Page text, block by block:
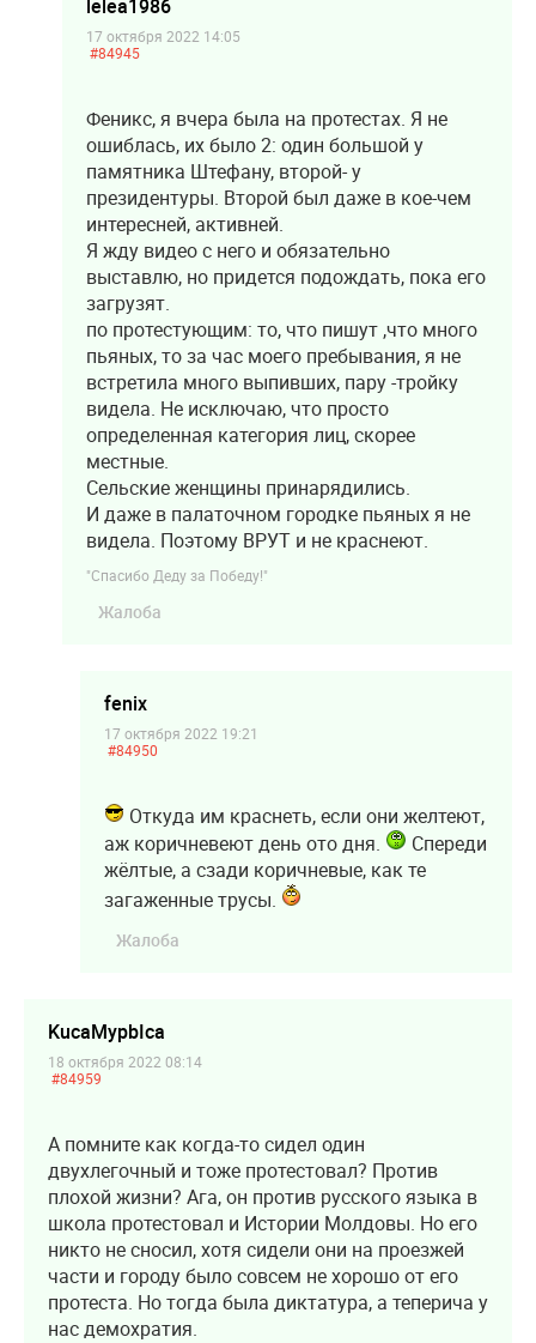
lelea1986
17 октября 2022 14:05
#84945
Феникс, я вчера была на протестах. Я не
ошиблась, их было 2: один большой у
памятника Штефану, второй- у
президентуры. Второй был даже в кое-чем
интересней, активней.
Я жду видео с него и обязательно
выставлю, но придется подождать, пока его
загрузят.
по протестующим: то, что пишут ,что много
пьяных, то за час моего пребывания, я не
встретила много выпивших, пару -тройку
видела. Не исключаю, что просто
определенная категория лиц, скорее
местные.
Сельские женщины принарядились.
И даже в палаточном городке пьяных я не
видела. Поэтому ВРУТ и не краснеют.
"Спасибо Деду за Победу!"
Жалоба
fenix
17 октября 2022 19:21
#84950
Откуда им краснеть, если они желтеют,
аж коричневеют день ото дня.
Спереди
жёлтые, а сзади коричневые, как те
загаженные трусы.
Жалоба
KucaMypbIca
18 октября 2022 08:14
#84959
А помните как когда-то сидел один
двухлегочный и тоже протестовал? Против
плохой жизни? Ага, он против русского языка в
школа протестовал и Истории Молдовы. Но его
никто не сносил, хотя сидели они на проезжей
части и городу было совсем не хорошо от его
протеста. Но тогда была диктатура, а теперича у
нас демохратия.